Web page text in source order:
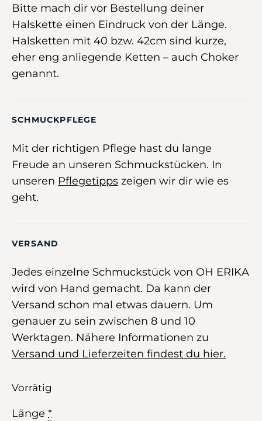
Bitte mach dir vor Bestellung deiner
Halskette einen Eindruck von der Länge.
Halsketten mit 40 bzw. 42cm sind kurze,
eher eng anliegende Ketten – auch Choker
genannt.
SCHMUCKPFLEGE
Mit der richtigen Pflege hast du lange
Freude an unseren Schmuckstücken. In
unseren Pflegetipps zeigen wir dir wie es
geht.
VERSAND
Jedes einzelne Schmuckstück von OH ERIKA
wird von Hand gemacht. Da kann der
Versand schon mal etwas dauern. Um
genauer zu sein zwischen 8 und 10
Werktagen. Nähere Informationen zu
Versand und Lieferzeiten findest du hier.
Vorrätig
Länge *